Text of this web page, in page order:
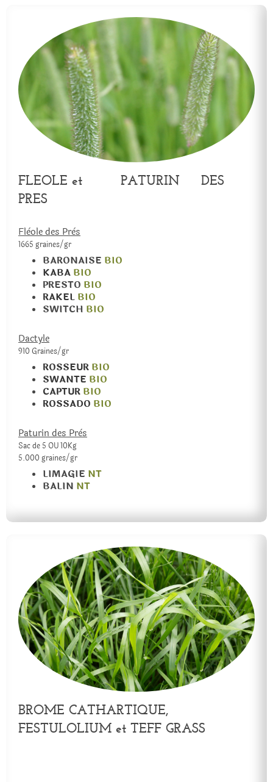
FLEOLE et PATURIN DES
PRES
Flèole des Près
1665 graines/gr
BARONAISE BIO
KABA BIO
PRESTO BIO
RAKEL BIO
SWITCH BIO
Dactyle
910 Graines/gr
ROSSEUR BIO
SWANTE BIO
CAPTUR BIO
ROSSADO BIO
Paturin des Près
Sac de 5 OU 10Kg
5.000 graines/gr
LIMAGIE NT
BALIN NT
BROME CATHARTIQUE,
FESTULOLIUM et TEFF GRASS